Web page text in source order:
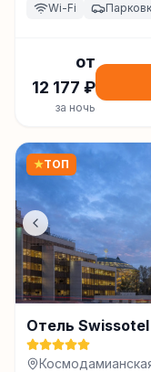
Wi-Fi
от
12 177 ₽
за ночь
★ТОП
Отель